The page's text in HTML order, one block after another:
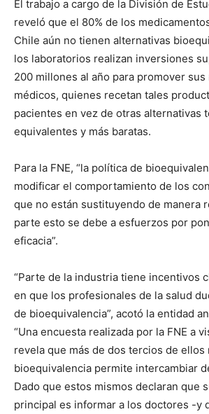
El trabajo a cargo de la División de
reveló que el 80% de los
Chile aún no tienen alternativas
los laboratorios realizan inversiones
200 millones al año para promover
médicos, quienes recetan tales
pacientes en vez de otras alternativas
equivalentes y más baratas.
Para la FNE, “la política de
modificar el comportamiento de los
que no están sustituyendo de manera
parte esto se debe a esfuerzos por
eficacia”.
“Parte de la industria tiene incentivos
en que los profesionales de la salud
de bioequivalencia”, acotó la entidad
“Una encuesta realizada por la FNE a
revela que más de dos tercios de ellos
bioequivalencia permite intercambiar
Dado que estos mismos declaran que
principal es informar a los doctores -y